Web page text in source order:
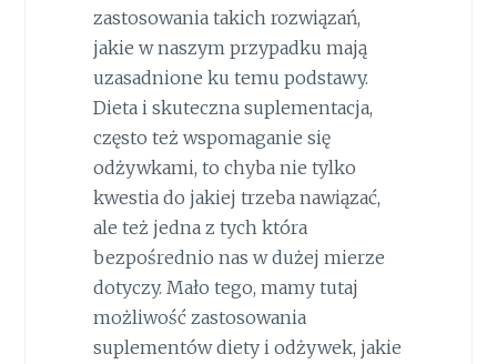
zastosowania takich rozwiązań,
jakie w naszym przypadku mają
uzasadnione ku temu podstawy.
Dieta i skuteczna suplementacja,
często też wspomaganie się
odżywkami, to chyba nie tylko
kwestia do jakiej trzeba nawiązać,
ale też jedna z tych która
bezpośrednio nas w dużej mierze
dotyczy. Mało tego, mamy tutaj
możliwość zastosowania
suplementów diety i odżywek, jakie